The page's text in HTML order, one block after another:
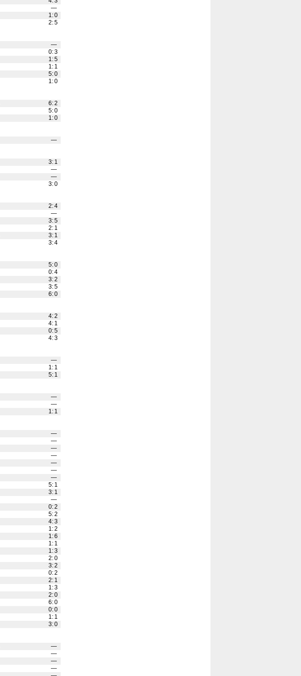
—
1:0
2:5
—
0:3
1:5
1: 1
5:0
1:0
6:2
5:0
1:0
—
3: 1
—
—
3:0
2:4
—
3:5
2: 1
3: 1
3:4
5:0
0:4
3:2
3:5
6:0
4:2
4: 1
0:5
4:3
—
1: 1
5: 1
—
—
1: 1
—
—
—
—
—
—
—
5: 1
3: 1
—
0:2
5:2
4:3
1:2
1:6
1: 1
1:3
2:0
3:2
0:2
2: 1
1:3
2:0
6:0
0:0
1: 1
3:0
—
—
—
—